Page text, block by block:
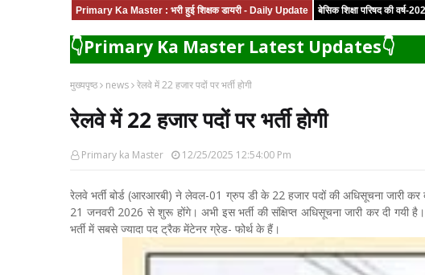
Primary Ka Master : भरी हुई शिक्षक डायरी - Daily Update बेसिक शिक्षा परिषद की वर्ष-
👇Primary Ka Master Latest Updates👇
मुख्यपृष्ठ news रेलवे में 22 हजार पदों पर भर्ती होगी
रेलवे में 22 हजार पदों पर भर्ती होगी
Primary ka Master 12/25/2025 12:54:00 Pm
रेलवे भर्ती बोर्ड (आरआरबी) ने लेवल-01 ग्रुप डी के 22 हजार पदों की अधिसूचना
21 जनवरी 2026 से शुरू होंगे। अभी इस भर्ती की संक्षिप्त अधिसूचना जारी कर दी
भर्ती में सबसे ज्यादा पद ट्रैक मेंटेनर ग्रेड- फोर्थ के हैं।